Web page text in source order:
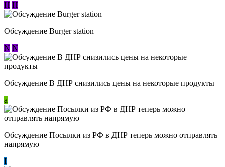
Н Н
Обсуждение Burger station
N N
Обсуждение В ДНР снизились цены на некоторые продукты
a
Обсуждение Посылки из РФ в ДНР теперь можно отправлять
напрямую
I